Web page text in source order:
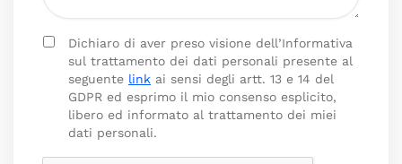
Dichiaro di aver preso visione dell’Informativa
sul trattamento dei dati personali presente al
seguente link ai sensi degli artt. 13 e 14 del
GDPR ed esprimo il mio consenso esplicito,
libero ed informato al trattamento dei miei
dati personali.